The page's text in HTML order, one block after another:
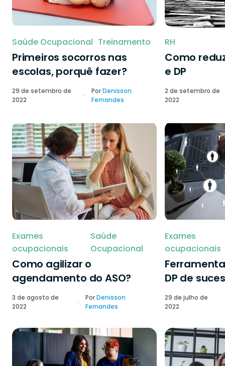
Saúde Ocupacional Treinamento
Primeiros socorros nas
escolas, porquê fazer?
29 de setembro de
2022
PorDenisson
Fernandes
RH
Como
e DP
2 de setembro de
2022
Exames
ocupacionais
Saúde
Ocupacional
Como agilizar o
agendamento do ASO?
3 de agosto de
2022
PorDenisson
Fernandes
Exames
ocupacionais
DP de
29 de julho de
2022